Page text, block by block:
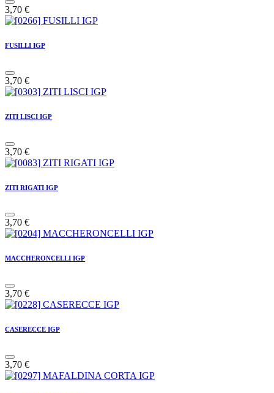
3,70 €
FUSILLI IGP
3,70 €
ZITI LISCI IGP
3,70 €
ZITI RIGATI IGP
3,70 €
MACCHERONCELLI IGP
3,70 €
CASERECCE IGP
3,70 €